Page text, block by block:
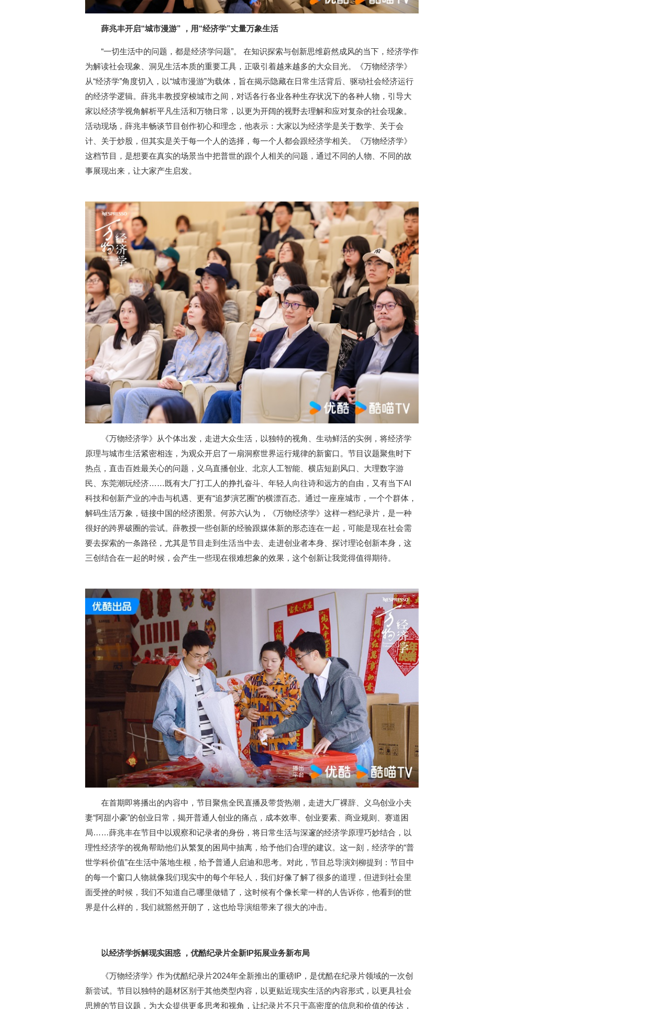
薛兆丰开启“城市漫游” ，用“经济学”丈量万象生活
“一切生活中的问题，都是经济学问题”。 在知识探索与创新思维蔚然成风的当下，经济学作
为解读社会现象、洞见生活本质的重要工具，正吸引着越来越多的大众目光。《万物经济学》
从“经济学”角度切入，以“城市漫游”为载体，旨在揭示隐藏在日常生活背后、驱动社会经济运行
的经济学逻辑。薛兆丰教授穿梭城市之间，对话各行各业各种生存状况下的各种人物，引导大
家以经济学视角解析平凡生活和万物日常，以更为开阔的视野去理解和应对复杂的社会现象。
活动现场，薛兆丰畅谈节目创作初心和理念，他表示：大家以为经济学是关于数学、关于会
计、关于炒股，但其实是关于每一个人的选择，每一个人都会跟经济学相关。《万物经济学》
这档节目，是想要在真实的场景当中把普世的跟个人相关的问题，通过不同的人物、不同的故
事展现出来，让大家产生启发。
《万物经济学》从个体出发，走进大众生活，以独特的视角、生动鲜活的实例，将经济学
原理与城市生活紧密相连，为观众开启了一扇洞察世界运行规律的新窗口 。 节目 议题聚焦时下
热点，直击百姓最关心的问题 ， 义乌直播创业、北京人工智能、横店短剧风口、大理数字游
民、东莞潮玩经济……既有大厂打工人的挣扎奋斗、年轻人向往诗和远方的自由，又有当下AI
科技和创新产业的冲击与机遇、更有“追梦演艺圈”的横漂百态。通过一座座城市，一个个群体 ，
解码生活万象 ， 链接中国的经济图景。 何苏六认为，《万物经济学》这样一档纪录片，是一种
很好的跨界破圈的尝试。薛教授一些创新的经验跟媒体新的形态连在一起，可能是现在社会需
要去探索的一条路径，尤其是节目走到生活当中去、走进创业者本身、探讨理论创新本身，这
三创结合在一起的时候，会产生一些现在很难想象的效果，这个创新让我觉得值得期待。
在首期即将播出的内容中，节目聚焦全民直播及带货热潮，走进大厂裸辞、义乌创业小夫
妻“阿甜小豪”的创业日常， 揭开普通人创业的痛点，成本效率、创业要素、商业规则、赛道困
局……薛兆丰在节目中 以观察和记录者的身份 ， 将日常生活与深邃的经济学原理巧妙结合， 以
理性经济学的视角帮助他们从繁复的困局中抽离，给予他们合理的建议。这一刻，经济学的“普
世学科价值”在生活中落地生根， 给予普通人启迪和思考。 对此，节目总导演刘柳提到：节目中
的每一个窗口人物就像我们现实中的每个年轻人，我们好像了解了很多的道理，但进到社会里
面受挫的时候，我们不知道自己哪里做错了，这时候有个像长辈一样的人告诉你，他看到的世
界是什么样的，我们就豁然开朗了，这也给导演组带来了很大的冲击。
以经济学拆解现实困惑 ，优酷纪录片全新IP拓展业务新布局
《万物经济学》作为优酷纪录片2024年全新推出的重磅IP，是优酷在纪录片领域的一次创
新尝试。节目以独特的题材区别于其他类型内容，以更贴近现实生活的内容形式，以更具社会
思辨的节目议题，为大众提供更多思考和视角，让纪录片不只于高密度的信息和价值的传达，